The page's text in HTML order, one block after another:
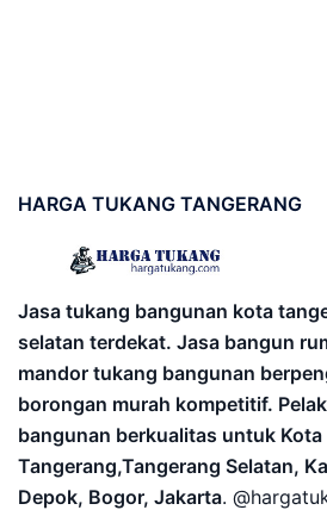
HARGA TUKANG TANGERANG
Jasa tukang bangunan kota
selatan terdekat. Jasa bangun
mandor tukang bangunan
borongan murah kompetitif.
bangunan berkualitas untuk Kota
Tangerang,Tangerang Selatan,
Depok, Bogor, Jakarta.